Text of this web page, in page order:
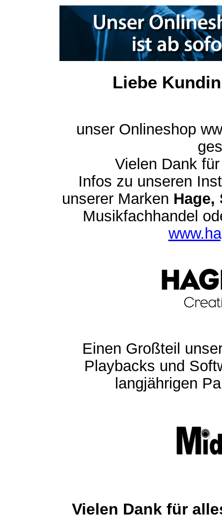
Liebe
unser Onlineshop
Vielen Dank
Infos zu unseren
unserer Marken Hage,
Musikfachhandel
Einen Großteil
Playbacks und
langjährigen
Vielen Dank für